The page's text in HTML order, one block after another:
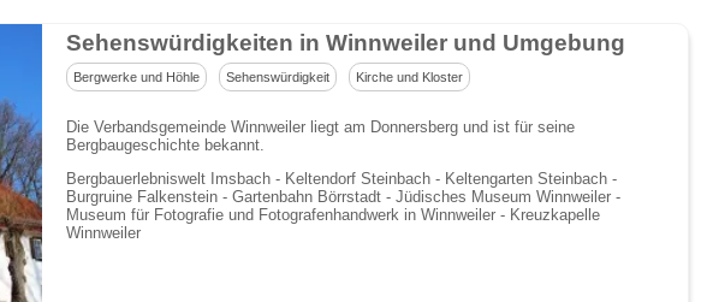
Sehenswürdigkeiten in Winnweiler und Umgebung
Bergwerke und Höhle Sehenswürdigkeit Kirche und Kloster
Die Verbandsgemeinde Winnweiler liegt am Donnersberg und ist für seine
Bergbaugeschichte bekannt.
Bergbauerlebniswelt Imsbach - Keltendorf Steinbach - Keltengarten Steinbach -
Burgruine Falkenstein - Gartenbahn Börrstadt - Jüdisches Museum Winnweiler -
Museum für Fotografie und Fotografenhandwerk in Winnweiler - Kreuzkapelle
Winnweiler